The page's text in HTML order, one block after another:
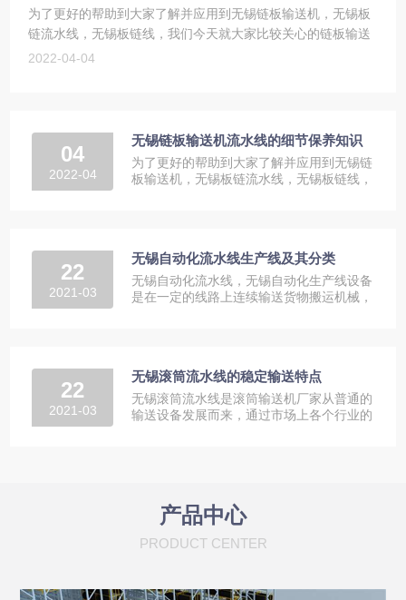
为了更好的帮助到大家了解并应用到无锡链板输送机，无锡板
链流水线，无锡板链线，我们今天就大家比较关心的链板输送
机，我们今天就大家比较关心的无锡链板输送机，无锡板链流
2022-04-04
04
2022-04
无锡链板输送机流水线的细节保养知识
为了更好的帮助到大家了解并应用到无锡链
板输送机，无锡板链流水线，无锡板链线，
22
2021-03
无锡自动化流水线生产线及其分类
无锡自动化流水线，无锡自动化生产线设备
是在一定的线路上连续输送货物搬运机械，
22
2021-03
无锡滚筒流水线的稳定输送特点
无锡滚筒流水线是滚筒输送机厂家从普通的
输送设备发展而来，通过市场上各个行业的
产品中心
PRODUCT CENTER